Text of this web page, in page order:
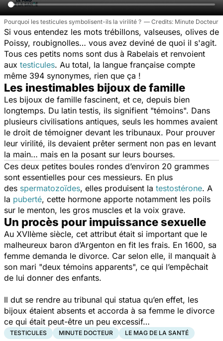
Pourquoi les testicules symbolisent-ils la virilité ? Minute Docteur
Si vous entendez les mots trébillons, valseuses, olives de
Poissy, roubignolles… vous avez deviné de quoi il s'agit.
Tous ces petits noms sont dus à Rabelais et renvoient
aux testicules. Au total, la langue française compte
même 394 synonymes, rien que ça !
Les inestimables bijoux de famille
Les bijoux de famille fascinent, et ce, depuis bien
longtemps. Du latin testis, ils signifient "témoins". Dans
plusieurs civilisations antiques, seuls les hommes avaient
le droit de témoigner devant les tribunaux. Pour prouver
leur virilité, ils devaient prêter serment non pas en levant
la main… mais en la posant sur leurs bourses.
Ces deux petites boules rondes d’environ 20 grammes
sont essentielles pour ces messieurs. En plus
des spermatozoïdes, elles produisent la testostérone. A
la puberté, cette hormone apporte notamment les poils
sur le menton, les gros muscles et la voix grave.
Un procès pour impuissance sexuelle
Au XVIIème siècle, cet attribut était si important que le
malheureux baron d’Argenton en fit les frais. En 1600, sa
femme demanda le divorce. Car selon elle, il manquait à
son mari "deux témoins apparents", ce qui l’empêchait
de lui donner des enfants.
Il dut se rendre au tribunal qui statua qu’en effet, les
bijoux étaient absents et accorda à sa femme le divorce
ce qui était peut-être un peu excessif…
TESTICULES MINUTE DOCTEUR LE MAG DE LA SANTÉ